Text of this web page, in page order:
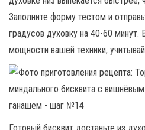
Заполните форму тестом и
градусов духовку на 40-60 минут.
мощности вашей техники,